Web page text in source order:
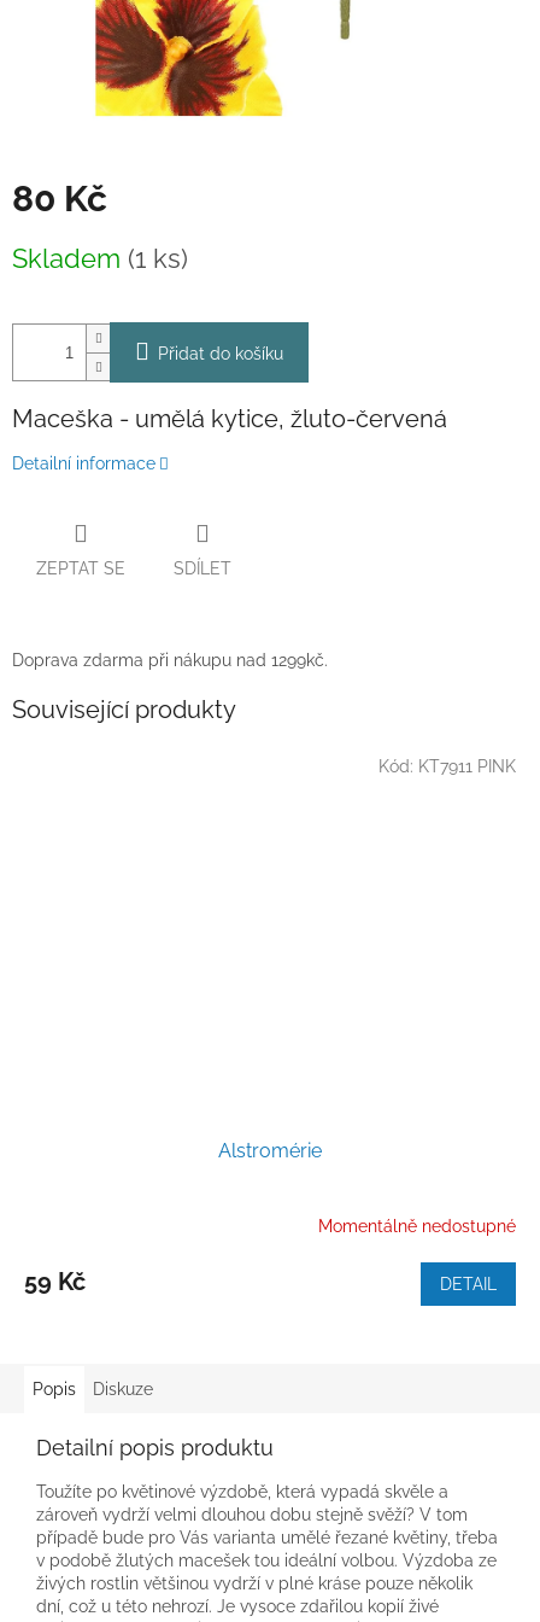
80 Kč
cena:
Skladem (1 ks)
Přidat do košíku
Maceška - umělá kytice, žluto-červená
Detailní informace
ZEPTAT SE SDÍLET
Doprava zdarma při nákupu nad 1299kč.
Související produkty
Alstromérie
Momentálně nedostupné
59 Kč DETAIL
Kód: KT7911 PINK
Popis Diskuze
Detailní popis produktu
Toužíte po květinové výzdobě, která vypadá skvěle a
zároveň vydrží velmi dlouhou dobu stejně svěží? V tom
případě bude pro Vás varianta umělé řezané květiny, třeba
v podobě žlutých macešek tou ideální volbou. Výzdoba ze
živých rostlin většinou vydrží v plné kráse pouze několik
dní, což u této nehrozí. Je vysoce zdařilou kopií živé